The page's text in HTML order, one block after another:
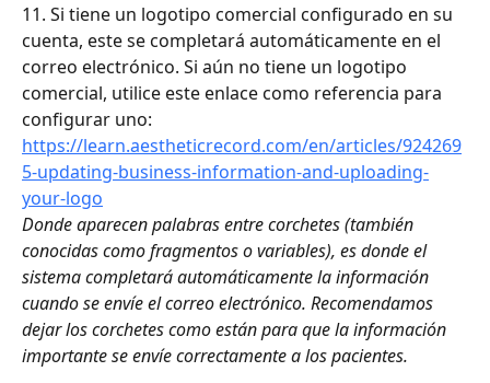
11. Si tiene un logotipo comercial configurado en su
cuenta, este se completará automáticamente en el
correo electrónico. Si aún no tiene un logotipo
comercial, utilice este enlace como referencia para
configurar uno:
https://learn.aestheticrecord.com/en/articles/924269
5-updating-business-information-and-uploading-
your-logo
Donde aparecen palabras entre corchetes (también
conocidas como fragmentos o variables), es donde el
sistema completará automáticamente la información
cuando se envíe el correo electrónico. Recomendamos
dejar los corchetes como están para que la información
importante se envíe correctamente a los pacientes.